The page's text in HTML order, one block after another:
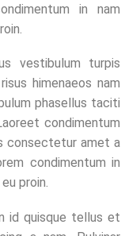
in nam
vestibulum turpis
himenaeos nam
phasellus taciti
condimentum
consectetur amet a
condimentum in
proin.
id quisque tellus et